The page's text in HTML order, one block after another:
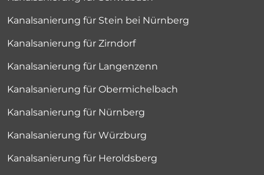
Kanalsanierung für Stein bei Nürnberg
Kanalsanierung für Zirndorf
Kanalsanierung für Langenzenn
Kanalsanierung für Obermichelbach
Kanalsanierung für Nürnberg
Kanalsanierung für Würzburg
Kanalsanierung für Heroldsberg